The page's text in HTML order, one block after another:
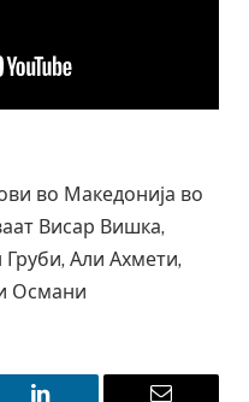
во Македонија во
Висар Вишка,
Али Ахмети,
Османи